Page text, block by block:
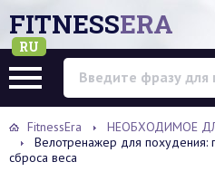
FITNESSERA
RU
FitnessEra НЕОБХОДИМОЕ
Велотренажер для похудения:
сброса веса